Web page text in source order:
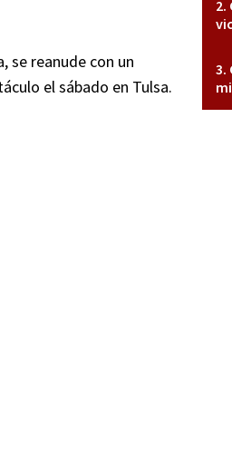
se reanude con un
el sábado en Tulsa.